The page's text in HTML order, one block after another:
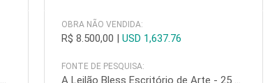
OBRA NÃO VENDIDA:
R$ 8.500,00 |USD 1,637.76
FONTE DE PESQUISA: